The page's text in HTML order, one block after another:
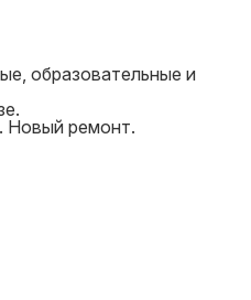
образовательные и
Новый ремонт.